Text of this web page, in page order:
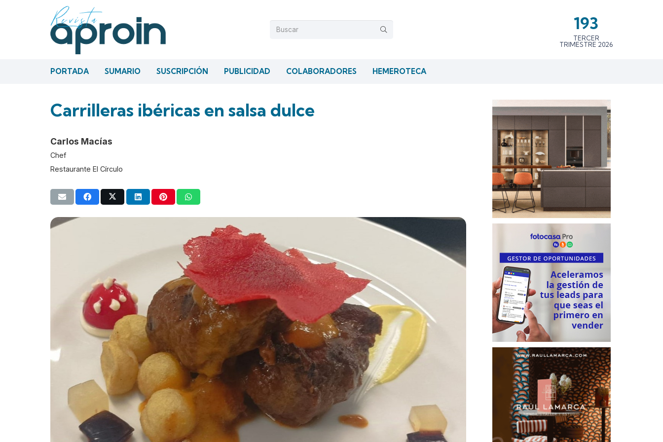
193
TERCER
TRIMESTRE 2026
PORTADA SUMARIO SUSCRIPCIÓN PUBLICIDAD COLABORADORES HEMEROTECA
Carrilleras ibéricas en salsa dulce
Carlos Macías
Chef
Restaurante El Círculo